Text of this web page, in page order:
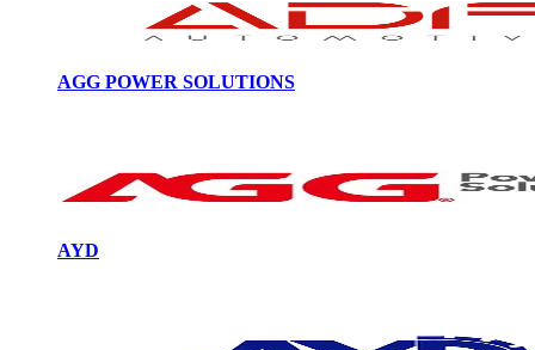
AGG POWER SOLUTIONS
AYD